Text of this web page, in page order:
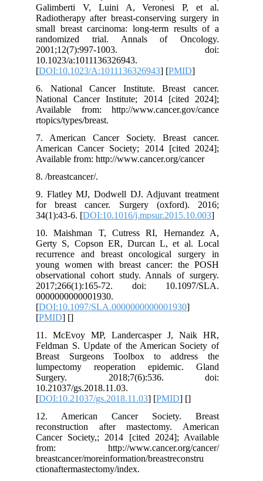
Galimberti V, Luini A, Veronesi P, et al.
Radiotherapy after breast-conserving surgery in
small breast carcinoma: long-term results of a
randomized trial. Annals of Oncology.
2001;12(7):997-1003. doi:
10.1023/a:1011136326943.
[DOI:10.1023/A:1011136326943] [PMID
6. National Cancer Institute. Breast cancer.
National Cancer Institute; 2014 [cited 2024];
Available from: http://www.cancer.gov/cance
rtopics/types/breast.
7. American Cancer Society. Breast cancer.
American Cancer Society; 2014 [cited 2024];
Available from: http://www.cancer.org/cancer
8. /breastcancer/.
9. Flatley MJ, Dodwell DJ. Adjuvant treatment
for breast cancer. Surgery (oxford). 2016;
34(1):43-6. [DOI:10.1016/j.mpsur.2015.10.003
10. Maishman T, Cutress RI, Hernandez A,
Gerty S, Copson ER, Durcan L, et al. Local
recurrence and breast oncological surgery in
young women with breast cancer: the POSH
observational cohort study. Annals of surgery.
2017;266(1):165-72. doi: 10.1097/SLA.
0000000000001930.
[DOI:10.1097/SLA.0000000000001930
[PMID] [
11. McEvoy MP, Landercasper J, Naik HR,
Feldman S. Update of the American Society of
Breast Surgeons Toolbox to address the
lumpectomy reoperation epidemic. Gland
Surgery. 2018;7(6):536. doi:
10.21037/gs.2018.11.03.
[DOI:10.21037/gs.2018.11.03] [PMID] [
12. American Cancer Society. Breast
reconstruction after mastectomy. American
Cancer Society,; 2014 [cited 2024]; Available
from: http://www.cancer.org/cancer/
breastcancer/moreinformation/breastreconstru
ctionaftermastectomy/index.